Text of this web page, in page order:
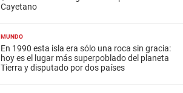
Cayetano
MUNDO
En 1990 esta isla era sólo una roca sin gracia:
hoy es el lugar más superpoblado del planeta
Tierra y disputado por dos países